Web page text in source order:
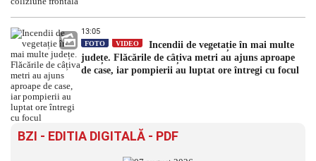
13:05
FOTO VIDEO
Incendii de vegetație în mai multe
județe. Flăcările de câțiva metri au ajuns aproape
de case, iar pompierii au luptat ore întregi cu focul
BZI - EDITIA DIGITALĂ - PDF